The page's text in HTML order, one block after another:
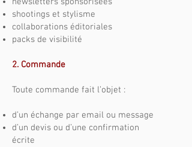
shootings et stylisme
collaborations éditoriales
packs de visibilité
2. Commande
Toute commande fait l’objet :
d’un échange par email ou message
d’un devis ou d’une confirmation
écrite